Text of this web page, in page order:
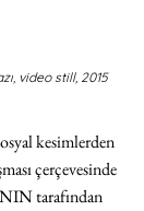
video still, 2015
kesimlerden
çerçevesinde
tarafından